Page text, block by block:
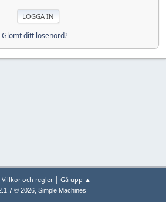
Glömt ditt lösenord?
Villkor och regler| Gå upp ▲
© 2026, Simple Machines